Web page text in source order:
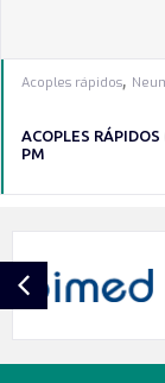
Acoples rápidos,
ACOPLES
PM